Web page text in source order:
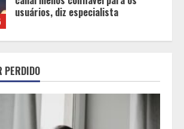
fase
universitário: adultos que
conciliam estudo, trabalho e
família
PERDIDO